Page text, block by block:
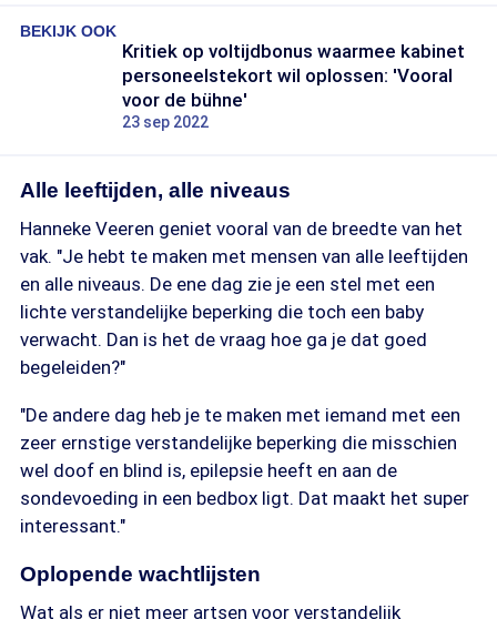
BEKIJK OOK
Kritiek op voltijdbonus waarmee kabinet
personeelstekort wil oplossen: 'Vooral
voor de bühne'
23 sep 2022
Alle leeftijden, alle niveaus
Hanneke Veeren geniet vooral van de breedte van het
vak. "Je hebt te maken met mensen van alle leeftijden
en alle niveaus. De ene dag zie je een stel met een
lichte verstandelijke beperking die toch een baby
verwacht. Dan is het de vraag hoe ga je dat goed
begeleiden?"
"De andere dag heb je te maken met iemand met een
zeer ernstige verstandelijke beperking die misschien
wel doof en blind is, epilepsie heeft en aan de
sondevoeding in een bedbox ligt. Dat maakt het super
interessant."
Oplopende wachtlijsten
Wat als er niet meer artsen voor verstandelijk